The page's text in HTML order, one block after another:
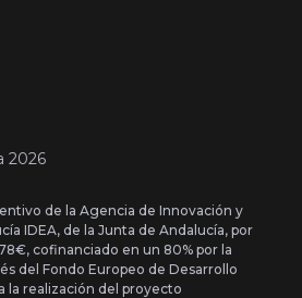
2026
de la Agencia de Innovación y
IDEA, de la Junta de Andalucía, por
cofinanciado en un 80% por la
del Fondo Europeo de Desarrollo
la realización del proyecto